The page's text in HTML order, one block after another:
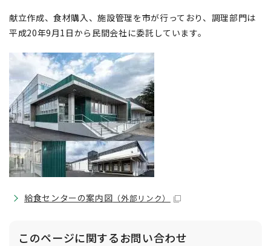
献立作成、食材購入、施設管理を市が行っており、調理部門は
平成20年9月1日から民間会社に委託しています。
給食センターの案内図 （外部リンク）
このページに関するお問い合わせ